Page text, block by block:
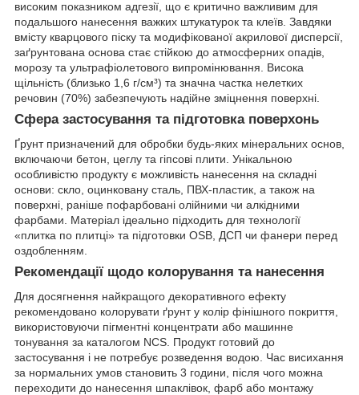
високим показником адгезії, що є критично важливим для
подальшого нанесення важких штукатурок та клеїв. Завдяки
вмісту кварцового піску та модифікованої акрилової дисперсії,
заґрунтована основа стає стійкою до атмосферних опадів,
морозу та ультрафіолетового випромінювання. Висока
щільність (близько 1,6 г/см³) та значна частка нелетких
речовин (70%) забезпечують надійне зміцнення поверхні.
Сфера застосування та підготовка поверхонь
Ґрунт призначений для обробки будь-яких мінеральних основ,
включаючи бетон, цеглу та гіпсові плити. Унікальною
особливістю продукту є можливість нанесення на складні
основи: скло, оцинковану сталь, ПВХ-пластик, а також на
поверхні, раніше пофарбовані олійними чи алкідними
фарбами. Матеріал ідеально підходить для технології
«плитка по плитці» та підготовки OSB, ДСП чи фанери перед
оздобленням.
Рекомендації щодо колорування та нанесення
Для досягнення найкращого декоративного ефекту
рекомендовано колорувати ґрунт у колір фінішного покриття,
використовуючи пігментні концентрати або машинне
тонування за каталогом NCS. Продукт готовий до
застосування і не потребує розведення водою. Час висихання
за нормальних умов становить 3 години, після чого можна
переходити до нанесення шпаклівок, фарб або монтажу